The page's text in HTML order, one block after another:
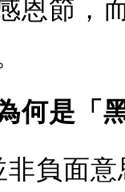
恩節，
何是「
非負面